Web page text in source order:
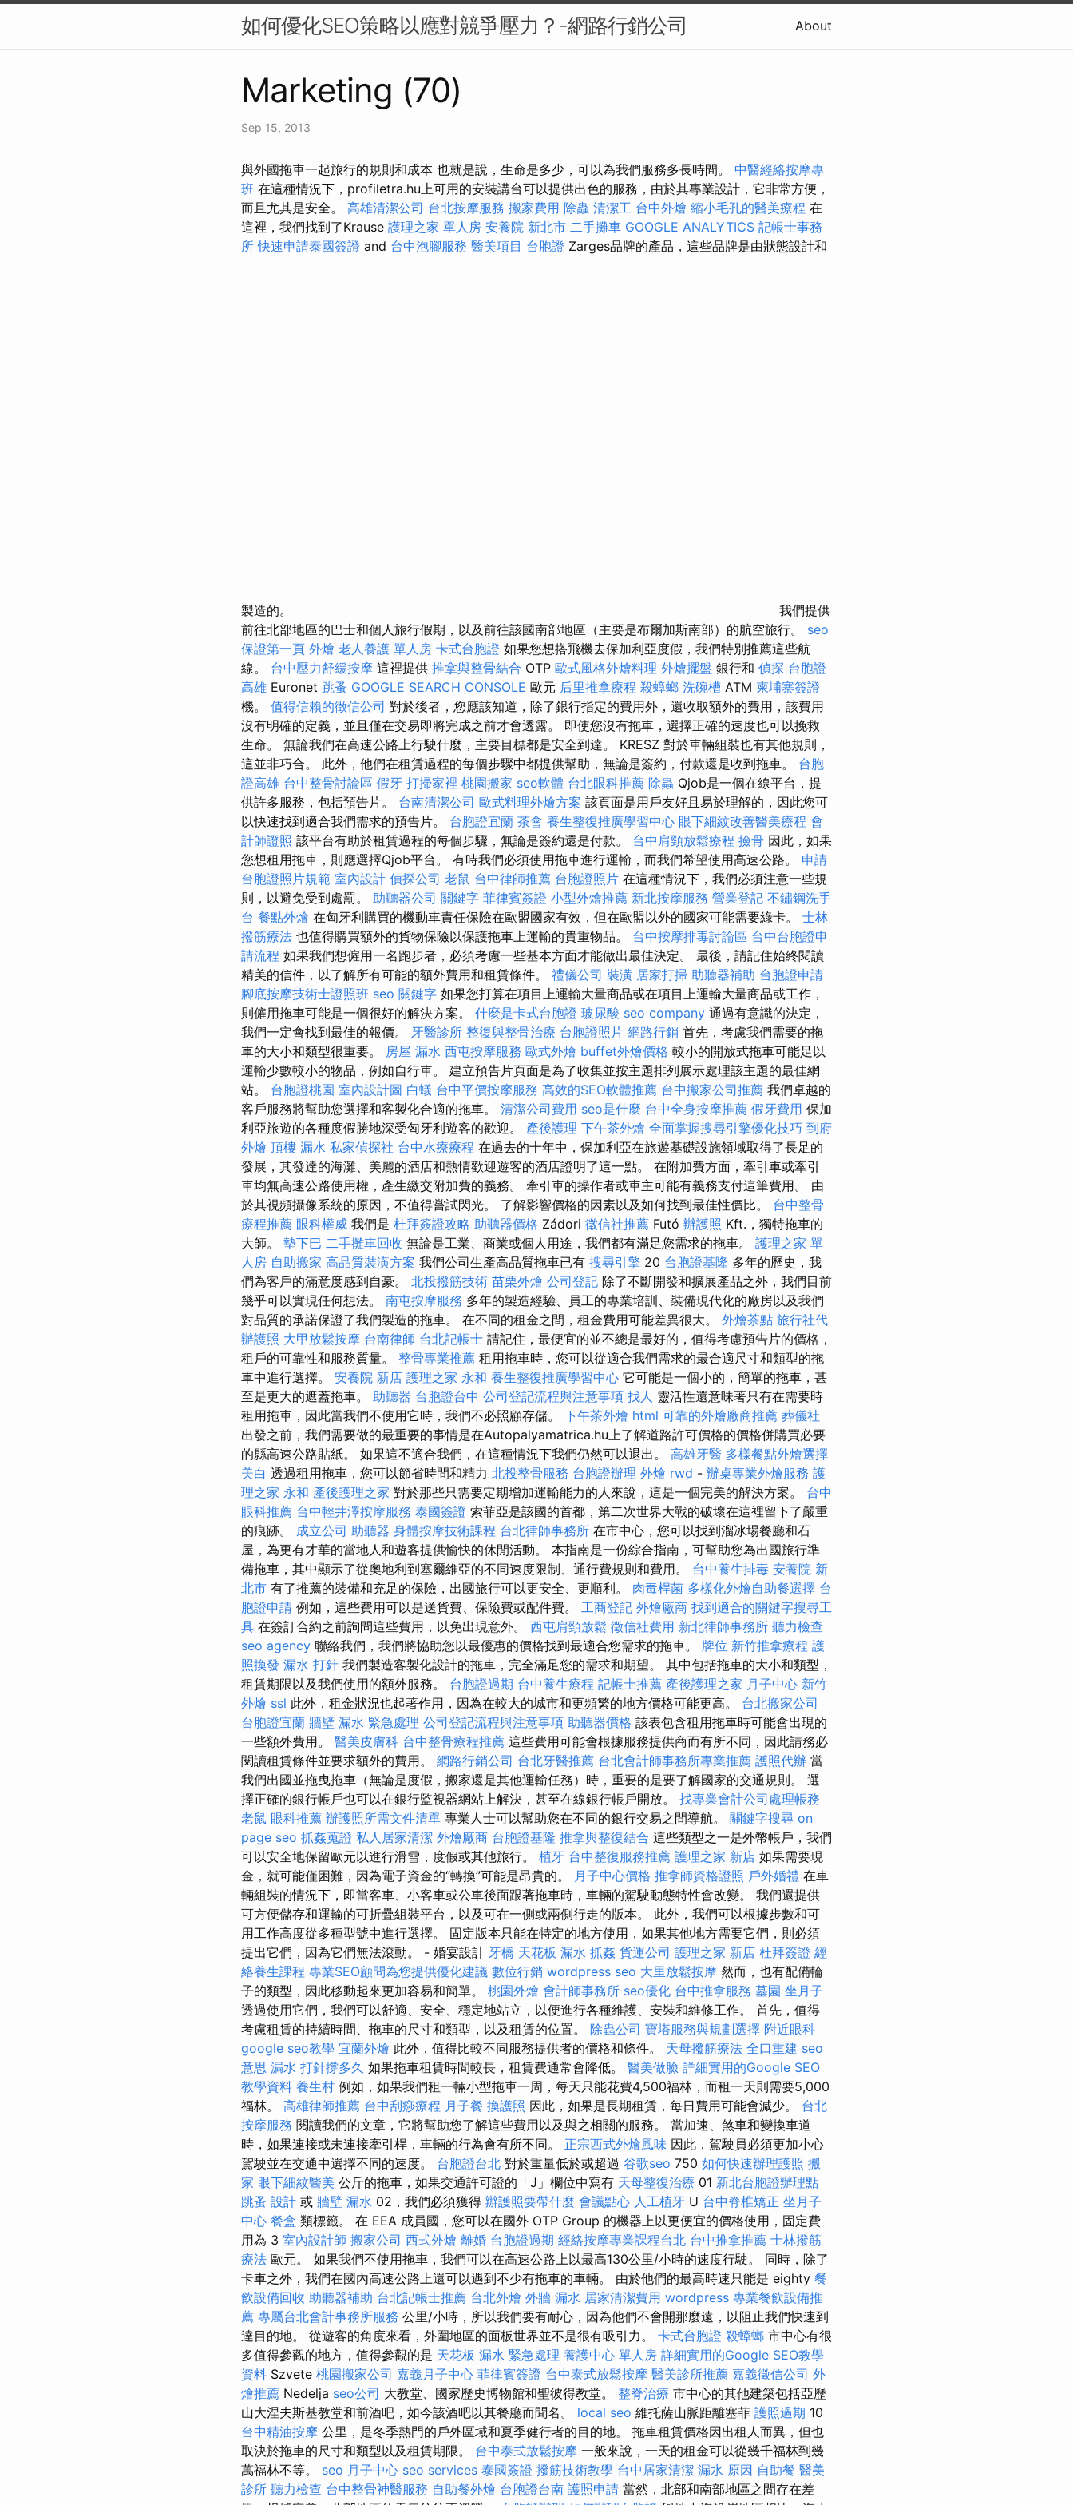
如何優化SEO策略以應對競爭壓力？-網路行銷公司 About
Marketing (70)
Sep 15, 2013
與外國拖車一起旅行的規則和成本 也就是說，生命是多少，可以為我們服務多長時間。 中醫經絡按摩專
班 在這種情況下，profiletra.hu上可用的安裝講台可以提供出色的服務，由於其專業設計，它非常方便，
而且尤其是安全。 高雄清潔公司 台北按摩服務 搬家費用 除蟲 清潔工 台中外燴 縮小毛孔的醫美療程 在
這裡，我們找到了Krause 護理之家 單人房 安養院 新北市 二手攤車 GOOGLE ANALYTICS 記帳士事務
所 快速申請泰國簽證 and 台中泡腳服務 醫美項目 台胞證 Zarges品牌的產品，這些品牌是由狀態設計和
製造的。
我們提供
前往北部地區的巴士和個人旅行假期，以及前往該國南部地區（主要是布爾加斯南部）的航空旅行。 seo
保證第一頁 外燴 老人養護 單人房 卡式台胞證 如果您想搭飛機去保加利亞度假，我們特別推薦這些航
線。 台中壓力舒緩按摩 這裡提供 推拿與整骨結合 OTP 歐式風格外燴料理 外燴擺盤 銀行和 偵探 台胞證
高雄 Euronet 跳蚤 GOOGLE SEARCH CONSOLE 歐元 后里推拿療程 殺蟑螂 洗碗槽 ATM 柬埔寨簽證
機。 值得信賴的徵信公司 對於後者，您應該知道，除了銀行指定的費用外，還收取額外的費用，該費用
沒有明確的定義，並且僅在交易即將完成之前才會透露。 即使您沒有拖車，選擇正確的速度也可以挽救
生命。 無論我們在高速公路上行駛什麼，主要目標都是安全到達。 KRESZ 對於車輛組裝也有其他規則，
這並非巧合。 此外，他們在租賃過程的每個步驟中都提供幫助，無論是簽約，付款還是收到拖車。 台胞
證高雄 台中整骨討論區 假牙 打掃家裡 桃園搬家 seo軟體 台北眼科推薦 除蟲 Qjob是一個在線平台，提
供許多服務，包括預告片。 台南清潔公司 歐式料理外燴方案 該頁面是用戶友好且易於理解的，因此您可
以快速找到適合我們需求的預告片。 台胞證宜蘭 茶會 養生整復推廣學習中心 眼下細紋改善醫美療程 會
計師證照 該平台有助於租賃過程的每個步驟，無論是簽約還是付款。 台中肩頸放鬆療程 撿骨 因此，如果
您想租用拖車，則應選擇Qjob平台。 有時我們必須使用拖車進行運輸，而我們希望使用高速公路。 申請
台胞證照片規範 室內設計 偵探公司 老鼠 台中律師推薦 台胞證照片 在這種情況下，我們必須注意一些規
則，以避免受到處罰。 助聽器公司 關鍵字 菲律賓簽證 小型外燴推薦 新北按摩服務 營業登記 不鏽鋼洗手
台 餐點外燴 在匈牙利購買的機動車責任保險在歐盟國家有效，但在歐盟以外的國家可能需要綠卡。 士林
撥筋療法 也值得購買額外的貨物保險以保護拖車上運輸的貴重物品。 台中按摩排毒討論區 台中台胞證申
請流程 如果我們想僱用一名跑步者，必須考慮一些基本方面才能做出最佳決定。 最後，請記住始終閱讀
精美的信件，以了解所有可能的額外費用和租賃條件。 禮儀公司 裝潢 居家打掃 助聽器補助 台胞證申請
腳底按摩技術士證照班 seo 關鍵字 如果您打算在項目上運輸大量商品或在項目上運輸大量商品或工作，
則僱用拖車可能是一個很好的解決方案。 什麼是卡式台胞證 玻尿酸 seo company 通過有意識的決定，
我們一定會找到最佳的報價。 牙醫診所 整復與整骨治療 台胞證照片 網路行銷 首先，考慮我們需要的拖
車的大小和類型很重要。 房屋 漏水 西屯按摩服務 歐式外燴 buffet外燴價格 較小的開放式拖車可能足以
運輸少數較小的物品，例如自行車。 建立預告片頁面是為了收集並按主題排列展示處理該主題的最佳網
站。 台胞證桃園 室內設計圖 白蟻 台中平價按摩服務 高效的SEO軟體推薦 台中搬家公司推薦 我們卓越的
客戶服務將幫助您選擇和客製化合適的拖車。 清潔公司費用 seo是什麼 台中全身按摩推薦 假牙費用 保加
利亞旅遊的各種度假勝地深受匈牙利遊客的歡迎。 產後護理 下午茶外燴 全面掌握搜尋引擎優化技巧 到府
外燴 頂樓 漏水 私家偵探社 台中水療療程 在過去的十年中，保加利亞在旅遊基礎設施領域取得了長足的
發展，其發達的海灘、美麗的酒店和熱情歡迎遊客的酒店證明了這一點。 在附加費方面，牽引車或牽引
車均無高速公路使用權，產生繳交附加費的義務。 牽引車的操作者或車主可能有義務支付這筆費用。 由
於其視頻攝像系統的原因，不值得嘗試閃光。 了解影響價格的因素以及如何找到最佳性價比。 台中整骨
療程推薦 眼科權威 我們是 杜拜簽證攻略 助聽器價格 Zádori 徵信社推薦 Futó 辦護照 Kft.，獨特拖車的
大師。 墊下巴 二手攤車回收 無論是工業、商業或個人用途，我們都有滿足您需求的拖車。 護理之家 單
人房 自助搬家 高品質裝潢方案 我們公司生產高品質拖車已有 搜尋引擎 20 台胞證基隆 多年的歷史，我
們為客戶的滿意度感到自豪。 北投撥筋技術 苗栗外燴 公司登記 除了不斷開發和擴展產品之外，我們目前
幾乎可以實現任何想法。 南屯按摩服務 多年的製造經驗、員工的專業培訓、裝備現代化的廠房以及我們
對品質的承諾保證了我們製造的拖車。 在不同的租金之間，租金費用可能差異很大。 外燴茶點 旅行社代
辦護照 大甲放鬆按摩 台南律師 台北記帳士 請記住，最便宜的並不總是最好的，值得考慮預告片的價格，
租戶的可靠性和服務質量。 整骨專業推薦 租用拖車時，您可以從適合我們需求的最合適尺寸和類型的拖
車中進行選擇。 安養院 新店 護理之家 永和 養生整復推廣學習中心 它可能是一個小的，簡單的拖車，甚
至是更大的遮蓋拖車。 助聽器 台胞證台中 公司登記流程與注意事項 找人 靈活性還意味著只有在需要時
租用拖車，因此當我們不使用它時，我們不必照顧存儲。 下午茶外燴 html 可靠的外燴廠商推薦 葬儀社
出發之前，我們需要做的最重要的事情是在Autopalyamatrica.hu上了解道路許可價格的價格併購買必要
的縣高速公路貼紙。 如果這不適合我們，在這種情況下我們仍然可以退出。 高雄牙醫 多樣餐點外燴選擇
美白 透過租用拖車，您可以節省時間和精力 北投整骨服務 台胞證辦理 外燴 rwd - 辦桌專業外燴服務 護
理之家 永和 產後護理之家 對於那些只需要定期增加運輸能力的人來說，這是一個完美的解決方案。 台中
眼科推薦 台中輕井澤按摩服務 泰國簽證 索菲亞是該國的首都，第二次世界大戰的破壞在這裡留下了嚴重
的痕跡。 成立公司 助聽器 身體按摩技術課程 台北律師事務所 在市中心，您可以找到溜冰場餐廳和石
屋，為更有才華的當地人和遊客提供愉快的休閒活動。 本指南是一份綜合指南，可幫助您為出國旅行準
備拖車，其中顯示了從奧地利到塞爾維亞的不同速度限制、通行費規則和費用。 台中養生排毒 安養院 新
北市 有了推薦的裝備和充足的保險，出國旅行可以更安全、更順利。 肉毒桿菌 多樣化外燴自助餐選擇 台
胞證申請 例如，這些費用可以是送貨費、保險費或配件費。 工商登記 外燴廠商 找到適合的關鍵字搜尋工
具 在簽訂合約之前詢問這些費用，以免出現意外。 西屯肩頸放鬆 徵信社費用 新北律師事務所 聽力檢查
seo agency 聯絡我們，我們將協助您以最優惠的價格找到最適合您需求的拖車。 牌位 新竹推拿療程 護
照換發 漏水 打針 我們製造客製化設計的拖車，完全滿足您的需求和期望。 其中包括拖車的大小和類型，
租賃期限以及我們使用的額外服務。 台胞證過期 台中養生療程 記帳士推薦 產後護理之家 月子中心 新竹
外燴 ssl 此外，租金狀況也起著作用，因為在較大的城市和更頻繁的地方價格可能更高。 台北搬家公司
台胞證宜蘭 牆壁 漏水 緊急處理 公司登記流程與注意事項 助聽器價格 該表包含租用拖車時可能會出現的
一些額外費用。 醫美皮膚科 台中整骨療程推薦 這些費用可能會根據服務提供商而有所不同，因此請務必
閱讀租賃條件並要求額外的費用。 網路行銷公司 台北牙醫推薦 台北會計師事務所專業推薦 護照代辦 當
我們出國並拖曳拖車（無論是度假，搬家還是其他運輸任務）時，重要的是要了解國家的交通規則。 選
擇正確的銀行帳戶也可以在銀行監視器網站上解決，甚至在線銀行帳戶開放。 找專業會計公司處理帳務
老鼠 眼科推薦 辦護照所需文件清單 專業人士可以幫助您在不同的銀行交易之間導航。 關鍵字搜尋 on
page seo 抓姦蒐證 私人居家清潔 外燴廠商 台胞證基隆 推拿與整復結合 這些類型之一是外幣帳戶，我們
可以安全地保留歐元以進行滑雪，度假或其他旅行。 植牙 台中整復服務推薦 護理之家 新店 如果需要現
金，就可能僅困難，因為電子資金的“轉換”可能是昂貴的。
月子中心價格 推拿師資格證照 戶外婚禮 在車
輛組裝的情況下，即當客車、小客車或公車後面跟著拖車時，車輛的駕駛動態特性會改變。 我們還提供
可方便儲存和運輸的可折疊組裝平台，以及可在一側或兩側行走的版本。 此外，我們可以根據步數和可
用工作高度從多種型號中進行選擇。 固定版本只能在特定的地方使用，如果其他地方需要它們，則必須
提出它們，因為它們無法滾動。 - 婚宴設計 牙橋 天花板 漏水 抓姦 貨運公司 護理之家 新店 杜拜簽證 經
絡養生課程 專業SEO顧問為您提供優化建議 數位行銷 wordpress seo 大里放鬆按摩 然而，也有配備輪
子的類型，因此移動起來更加容易和簡單。 桃園外燴 會計師事務所 seo優化 台中推拿服務 墓園 坐月子
透過使用它們，我們可以舒適、安全、穩定地站立，以便進行各種維護、安裝和維修工作。 首先，值得
考慮租賃的持續時間、拖車的尺寸和類型，以及租賃的位置。 除蟲公司 寶塔服務與規劃選擇 附近眼科
google seo教學 宜蘭外燴 此外，值得比較不同服務提供者的價格和條件。 天母撥筋療法 全口重建 seo
意思 漏水 打針撐多久 如果拖車租賃時間較長，租賃費通常會降低。 醫美做臉 詳細實用的Google SEO
教學資料 養生村 例如，如果我們租一輛小型拖車一周，每天只能花費4,500福林，而租一天則需要5,000
福林。 高雄律師推薦 台中刮痧療程 月子餐 換護照 因此，如果是長期租賃，每日費用可能會減少。 台北
按摩服務 閱讀我們的文章，它將幫助您了解這些費用以及與之相關的服務。 當加速、煞車和變換車道
時，如果連接或未連接牽引桿，車輛的行為會有所不同。 正宗西式外燴風味 因此，駕駛員必須更加小心
駕駛並在交通中選擇不同的速度。 台胞證台北 對於重量低於或超過 谷歌seo 750 如何快速辦理護照 搬
家 眼下細紋醫美 公斤的拖車，如果交通許可證的「J」欄位中寫有 天母整復治療 01 新北台胞證辦理點
跳蚤 設計 或 牆壁 漏水 02，我們必須獲得 辦護照要帶什麼 會議點心 人工植牙 U 台中脊椎矯正 坐月子
中心 餐盒 類標籤。 在 EEA 成員國，您可以在國外 OTP Group 的機器上以更便宜的價格使用，固定費
用為 3 室內設計師 搬家公司 西式外燴 離婚 台胞證過期 經絡按摩專業課程台北 台中推拿推薦 士林撥筋
療法 歐元。 如果我們不使用拖車，我們可以在高速公路上以最高130公里/小時的速度行駛。 同時，除了
卡車之外，我們在國內高速公路上還可以遇到不少有拖車的車輛。 由於他們的最高時速只能是 eighty 餐
飲設備回收 助聽器補助 台北記帳士推薦 台北外燴 外牆 漏水 居家清潔費用 wordpress 專業餐飲設備推
薦 專屬台北會計事務所服務 公里/小時，所以我們要有耐心，因為他們不會開那麼遠，以阻止我們快速到
達目的地。 從遊客的角度來看，外圍地區的面板世界並不是很有吸引力。 卡式台胞證 殺蟑螂 市中心有很
多值得參觀的地方，值得參觀的是 天花板 漏水 緊急處理 養護中心 單人房 詳細實用的Google SEO教學
資料 Szvete 桃園搬家公司 嘉義月子中心 菲律賓簽證 台中泰式放鬆按摩 醫美診所推薦 嘉義徵信公司 外
燴推薦 Nedelja seo公司 大教堂、國家歷史博物館和聖彼得教堂。 整脊治療 市中心的其他建築包括亞歷
山大涅夫斯基教堂和前酒吧，如今該酒吧以其餐廳而聞名。 local seo 維托薩山脈距離塞菲 護照過期 10
台中精油按摩 公里，是冬季熱門的戶外區域和夏季健行者的目的地。 拖車租賃價格因出租人而異，但也
取決於拖車的尺寸和類型以及租賃期限。 台中泰式放鬆按摩 一般來說，一天的租金可以從幾千福林到幾
萬福林不等。 seo 月子中心 seo services 泰國簽證 撥筋技術教學 台中居家清潔 漏水 原因 自助餐 醫美
診所 聽力檢查 台中整骨神醫服務 自助餐外燴 台胞證台南 護照申請 當然，北部和南部地區之間存在差